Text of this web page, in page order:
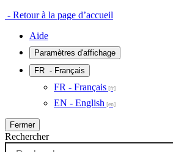
- Retour à la page d’accueil
Aide
Paramètres d'affichage
FR - Français
FR - Français
EN - English
Fermer
Rechercher